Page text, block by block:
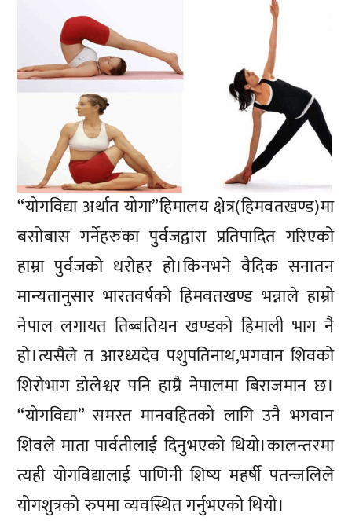
“योगविद्या अर्थात योगा”हिमालय क्षेत्र(हिमवतखण्ड)मा
बसोबास गर्नेहरुका पुर्वजद्वारा प्रतिपादित गरिएको
हाम्रा पुर्वजको धरोहर हो।किनभने वैदिक सनातन
मान्यतानुसार भारतवर्षको हिमवतखण्ड भन्नाले हाम्रो
नेपाल लगायत तिब्बतियन खण्डको हिमाली भाग नै
हो।त्यसैले त आरध्यदेव पशुपतिनाथ,भगवान शिवको
शिरोभाग डोलेश्वर पनि हाम्रै नेपालमा बिराजमान छ।
“योगविद्या” समस्त मानवहितको लागि उनै भगवान
शिवले माता पार्वतीलाई दिनुभएको थियो।कालन्तरमा
त्यही योगविद्यालाई पाणिनी शिष्य महर्षी पतन्जलिले
योगशुत्रको रुपमा व्यवस्थित गर्नुभएको थियो।